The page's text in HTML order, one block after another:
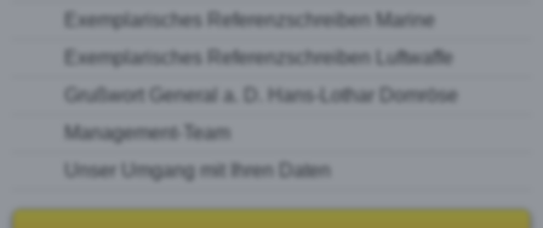
Exemplarisches Referenzschreiben Marine
Exemplarisches Referenzschreiben Luftwaffe
Grußwort General a. D. Hans-Lothar Domröse
Management-Team
Unser Umgang mit Ihren Daten